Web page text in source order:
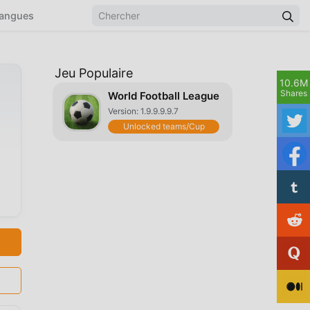
Jeu Populaire
World Football League
Version: 1.9.9.9.9.7
Unlocked teams/Cup
10.6M
Shares